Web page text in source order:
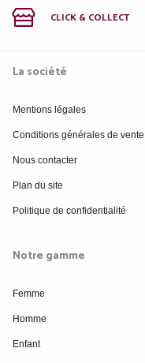
CLICK & COLLECT
La société
Mentions légales
Conditions générales de vente
Nous contacter
Plan du site
Politique de confidentialité
Notre gamme
Femme
Homme
Enfant